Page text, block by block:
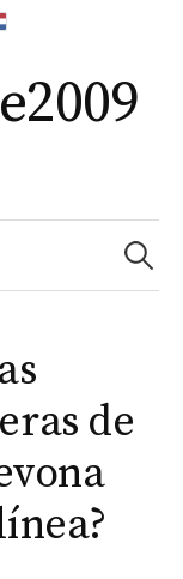
Search
for:
de